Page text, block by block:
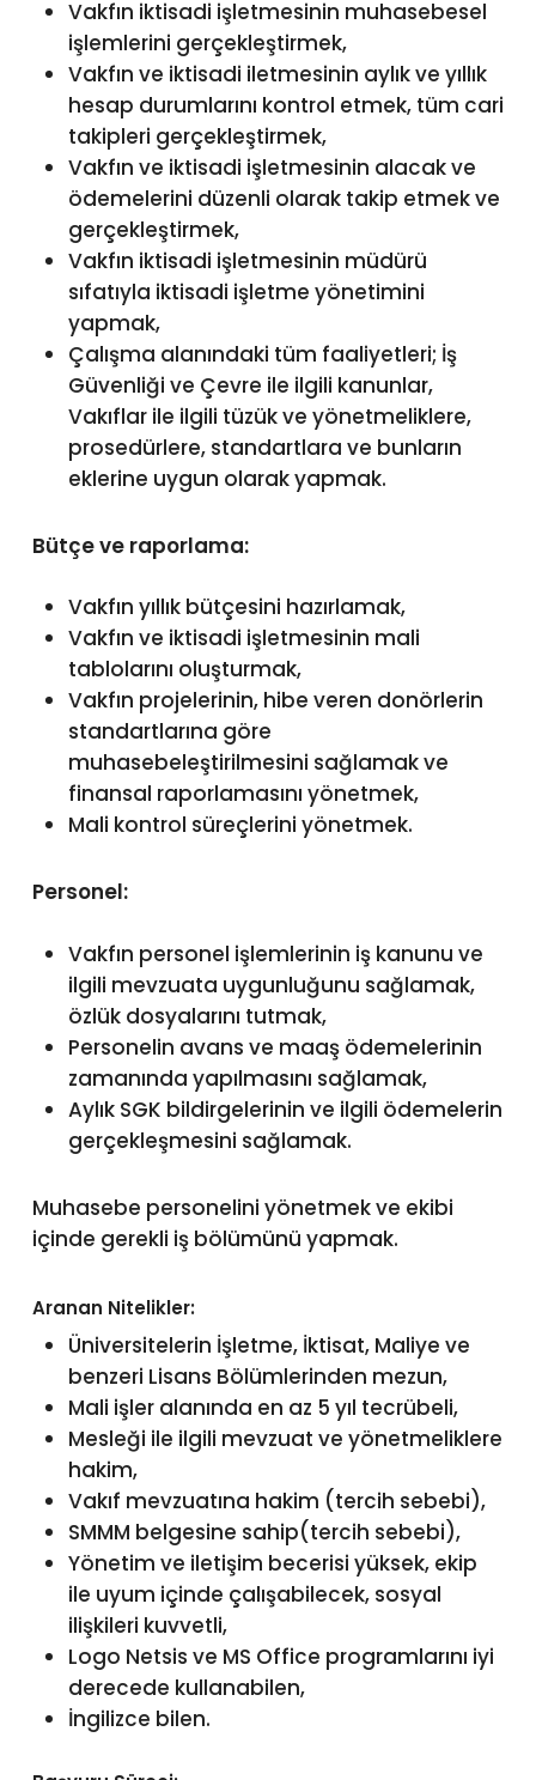
Vakfın iktisadi işletmesinin muhasebesel
işlemlerini gerçekleştirmek,
Vakfın ve iktisadi iletmesinin aylık ve yıllık
hesap durumlarını kontrol etmek, tüm cari
takipleri gerçekleştirmek,
Vakfın ve iktisadi işletmesinin alacak ve
ödemelerini düzenli olarak takip etmek ve
gerçekleştirmek,
Vakfın iktisadi işletmesinin müdürü
sıfatıyla iktisadi işletme yönetimini
yapmak,
Çalışma alanındaki tüm faaliyetleri; İş
Güvenliği ve Çevre ile ilgili kanunlar,
Vakıflar ile ilgili tüzük ve yönetmeliklere,
prosedürlere, standartlara ve bunların
eklerine uygun olarak yapmak.
Bütçe ve raporlama:
Vakfın yıllık bütçesini hazırlamak,
Vakfın ve iktisadi işletmesinin mali
tablolarını oluşturmak,
Vakfın projelerinin, hibe veren donörlerin
standartlarına göre
muhasebeleştirilmesini sağlamak ve
finansal raporlamasını yönetmek,
Mali kontrol süreçlerini yönetmek.
Personel:
Vakfın personel işlemlerinin iş kanunu ve
ilgili mevzuata uygunluğunu sağlamak,
özlük dosyalarını tutmak,
Personelin avans ve maaş ödemelerinin
zamanında yapılmasını sağlamak,
Aylık SGK bildirgelerinin ve ilgili ödemelerin
gerçekleşmesini sağlamak.
Muhasebe personelini yönetmek ve ekibi
içinde gerekli iş bölümünü yapmak.
Aranan Nitelikler:
Üniversitelerin İşletme, İktisat, Maliye ve
benzeri Lisans Bölümlerinden mezun,
Mali işler alanında en az 5 yıl tecrübeli,
Mesleği ile ilgili mevzuat ve yönetmeliklere
hakim,
Vakıf mevzuatına hakim (tercih sebebi),
SMMM belgesine sahip(tercih sebebi),
Yönetim ve iletişim becerisi yüksek, ekip
ile uyum içinde çalışabilecek, sosyal
ilişkileri kuvvetli,
Logo Netsis ve MS Office programlarını iyi
derecede kullanabilen,
İngilizce bilen.